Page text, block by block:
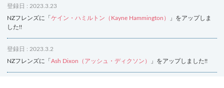
登録日 : 2023.3.23
NZフレンズに「 ケイン・ハミルトン（Kayne Hammington）
」をアップしま
した!!
登録日 : 2023.3.2
NZフレンズに「 Ash Dixon（アッシュ・ディクソン） 」をアップしました!!